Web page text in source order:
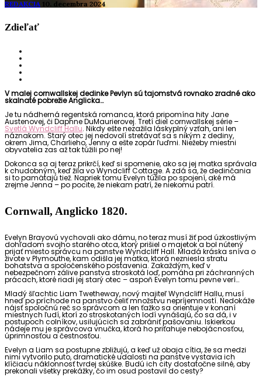
REDAKCIA 10. decembra 2024
Zdieľať
V malej cornwallskej dedinke Pevlyn sú tajomstvá rovnako zradné ako
skalnaté pobrežie Anglicka…
Je tu nádherná regentská romanca, ktorá pripomína hity Jane
Austenovej, či Daphne DuMaurierovej. Tretí diel cornwallskej série –
Svetlá Wyndcliff Hallu. Nikdy ešte nezažila láskyplný vzťah, ani len
náznakom. Starý otec jej nedovolí stretávať sa s nikým z dediny,
okrem Jima, Charlieho, Jenny a ešte zopár ľuďmi. Niežeby miestni
obyvatelia zas až tak túžili po nej!
Dokonca sa aj teraz prikrčí, keď si spomenie, ako sa jej matka správala
k chudobným, keď žila vo Wyndcliff Cottage. A zdá sa, že dedinčania
si to pamätajú tiež. Napriek tomu Evelyn túžila po spojení, aké má
zrejme Jenna – po pocite, že niekam patrí, že niekomu patrí.
Cornwall, Anglicko 1820.
Evelyn Brayovú vychovali ako dámu, no teraz musí žiť pod úzkostlivým
dohľadom svojho starého otca, ktorý prišiel o majetok a bol nútený
prijať miesto správcu na panstve Wyndcliff Hall. Mladá kráska sníva o
živote v Plymouthe, kam odišla jej matka, ktorá nezniesla stratu
bohatstva a spoločenského postavenia. Zakaždým, keď v
nebezpečnom zálive panstva stroskotá loď, pomáha pri záchranných
prácach, ktoré riadi jej starý otec – aspoň Evelyn tomu pevne verí…
Mladý šľachtic Liam Twetheway, nový majiteľ Wyndcliff Hallu, musí
hneď po príchode na panstvo čeliť množstvu nepríjemností. Nedokáže
nájsť spoločnú reč so správcom a len ťažko sa orientuje v konaní
miestnych ľudí, ktorí zo stroskotaných lodí vynášajú, čo sa dá, i v
postupoch colníkov, usilujúcich sa zabrániť pašovaniu. Iskierkou
nádeje mu je správcova vnučka, ktorá ho priťahuje nebojácnosťou,
úprimnosťou a čestnosťou.
Evelyn a Liam sa postupne zbližujú, a keď už obaja cítia, že sa medzi
nimi vytvorilo puto, dramatické udalosti na panstve vystavia ich
klíčiacu náklonnosť tvrdej skúške. Budú ich city dostatočne silné, aby
prekonali všetky prekážky, čo im osud postavil do cesty?